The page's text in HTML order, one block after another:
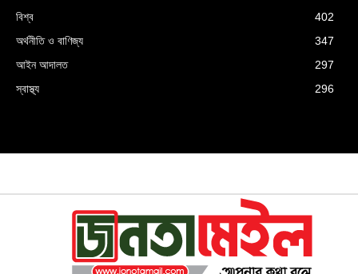
বিশ্ব
402
অর্থনীতি ও বাণিজ্য
347
আইন আদালত
297
স্বাস্থ্য
296